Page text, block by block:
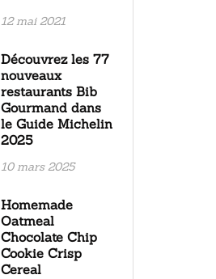
12 mai 2021
Découvrez les 77
nouveaux
restaurants Bib
Gourmand dans
le Guide Michelin
2025
10 mars 2025
Homemade
Oatmeal
Chocolate Chip
Cookie Crisp
Cereal